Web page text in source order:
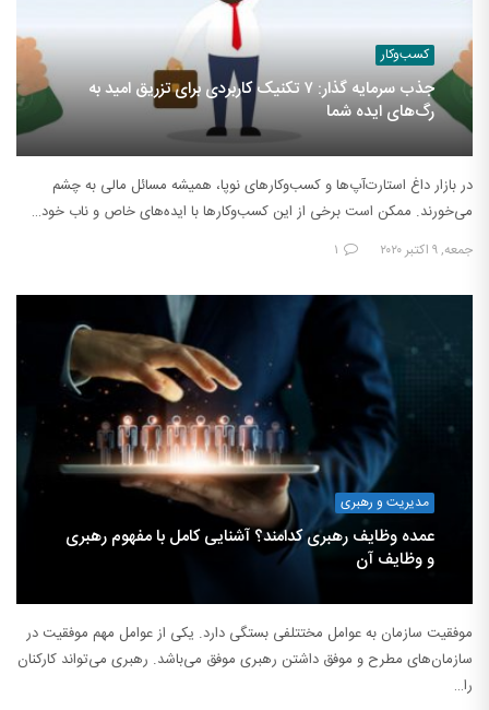
کسب‌وکار
جذب سرمایه گذار: ۷ تکنیک کاربردی برای تزریق امید به
رگ‌های ایده شما
در بازار داغ استارت‌آپ‌ها و کسب‌وکارهای نوپا، همیشه مسائل مالی به چشم
می‌خورند. ممکن است برخی از این کسب‌وکارها با ایده‌های خاص و ناب خود…
جمعه, ۹ اکتبر ۲۰۲۰ ۱
مدیریت و رهبری
عمده وظایف رهبری کدامند؟ آشنایی کامل با مفهوم رهبری
و وظایف آن
موفقیت سازمان به عوامل مختتلفی بستگی دارد. یکی از عوامل مهم موفقیت در
سازمان‌های مطرح و موفق داشتن رهبری موفق می‌باشد. رهبری می‌تواند کارکنان
را…